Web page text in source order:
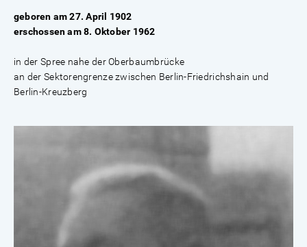
geboren am 27. April 1902
erschossen am 8. Oktober 1962
in der Spree nahe der Oberbaumbrücke
an der Sektorengrenze zwischen Berlin-Friedrichshain und
Berlin-Kreuzberg